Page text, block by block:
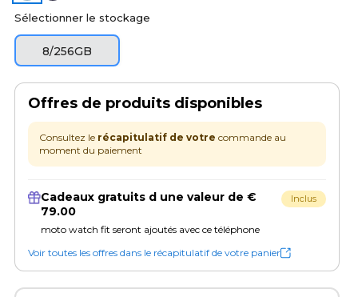
Sélectionner le stockage
8/256GB
Offres de produits disponibles
Consultez le récapitulatif de votre commande au
moment du paiement
Cadeaux gratuits d une valeur de €
79.00
moto watch fit seront ajoutés avec ce téléphone
Inclus
Voir toutes les offres dans le récapitulatif de votre panier